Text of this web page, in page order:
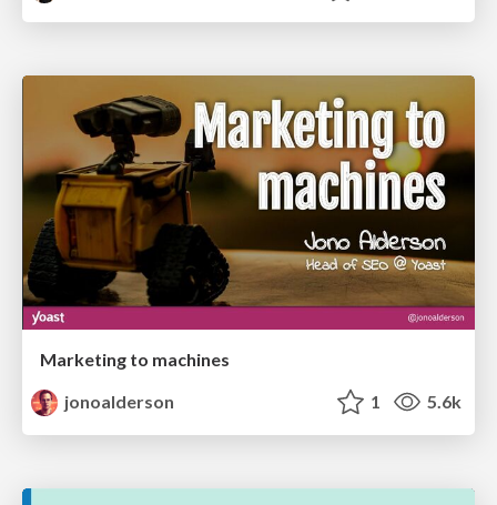
Marketing to machines
jonoalderson
1 5.6k